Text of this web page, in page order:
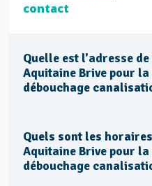
contact
Quelle est l'adresse
Aquitaine Brive pour
débouchage
Quels sont les
Aquitaine Brive pour
débouchage